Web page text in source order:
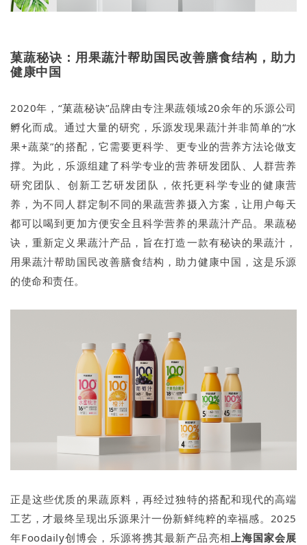
菓蔬秘诀：用果蔬汁帮助国民改善膳食结构，助力
健康中国
2020年，“菓蔬秘诀”品牌由专注果蔬领域20余年的乐源公司
孵化而成。通过大量的研究，乐源发现果蔬汁并非简单的“水
果+蔬菜”的搭配，它需要更科学、更专业的营养方法论做支
撑。为此，乐源组建了科学专业的营养研发团队、人群营养
研究团队、创新工艺研发团队，依托更科学专业的健康营
养，为不同人群定制不同的果蔬营养摄入方案，让用户每天
都可以喝到更加方便安全且科学营养的果蔬汁产品。果蔬秘
诀，重新定义果蔬汁产品，旨在打造一款有秘诀的果蔬汁，
用果蔬汁帮助国民改善膳食结构，助力健康中国，这是乐源
的使命和责任。
正是这些优质的果蔬原料，再经过独特的搭配和现代的高端
工艺，才最终呈现出乐源果汁一份新鲜纯粹的幸福感。2025
年Foodaily创博会，乐源将携其最新产品亮相 上海国家会展